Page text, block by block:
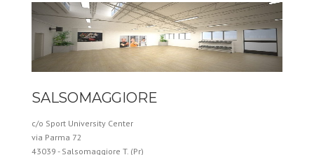
SALSOMAGGIORE
c/o Sport University Center
via Parma 72
43039 - Salsomaggiore T. (Pr)